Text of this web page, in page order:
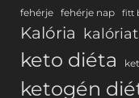
fehérje fehérje nap fitt
Kalória
keto diéta
ketogén